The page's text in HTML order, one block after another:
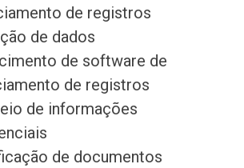
de registros
de dados
de software de
de registros
de informações
de documentos